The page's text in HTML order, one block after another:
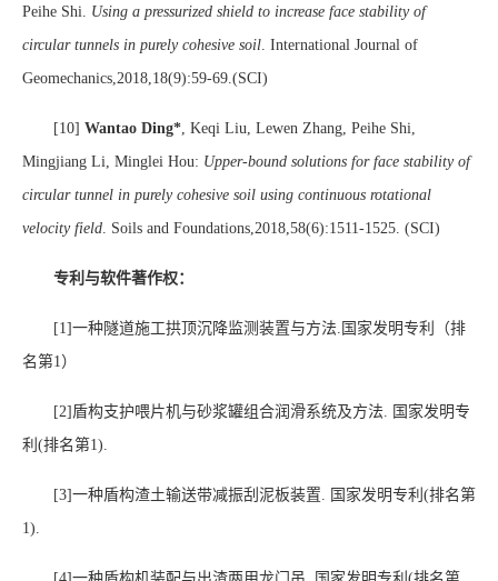
Peihe Shi. Using a pressurized shield to increase face stability of
circular tunnels in purely cohesive soil . International Journal of
Geomechanics,2018,18(9):59-69.(SCI)
[10] Wantao Ding* , Keqi Liu, Lewen Zhang, Peihe Shi,
Mingjiang Li, Minglei Hou: Upper-bound solutions for face stability of
circular tunnel in purely cohesive soil using continuous rotational
velocity field . Soils and Foundations,2018,58(6):1511-1525. (SCI)
专利与软件著作权：
[1]一种隧道施工拱顶沉降监测装置与方法 国家发明专利（排
名第1 ）
[2]盾构支护喂片机与砂浆罐组合润滑系统及方法
国家发明专
利 (排名第1).
[3]一种盾构渣土输送带减振刮泥板装置 国家发明专利 (排名第
1).